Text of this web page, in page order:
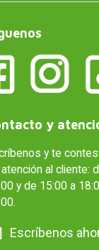
y
y te
al cliente:
y de 15:00 a
Escríbenos